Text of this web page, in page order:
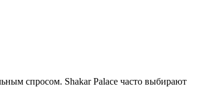
спросом. Shakar Palace часто выбирают